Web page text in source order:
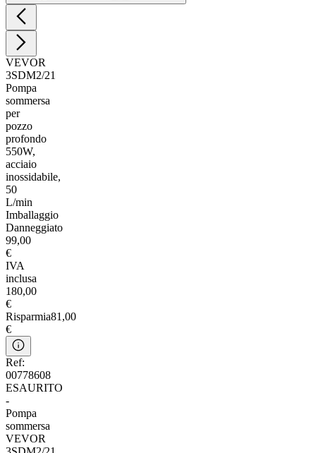
VEVOR
3SDM2/21
Pompa
sommersa
per
pozzo
profondo
550W,
acciaio
inossidabile,
50
L/min
Imballaggio
Danneggiato
99,00
€
IVA
inclusa
180,00
€
Risparmia81,00
€
Ref:
00778608
ESAURITO
-
Pompa
sommersa
VEVOR